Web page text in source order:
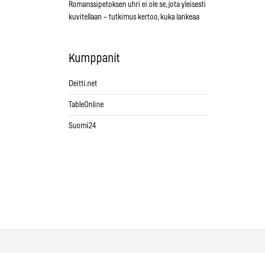
Romanssipetoksen uhri ei ole se, jota yleisesti
kuvitellaan – tutkimus kertoo, kuka lankeaa
Kumppanit
Deitti.net
TableOnline
Suomi24